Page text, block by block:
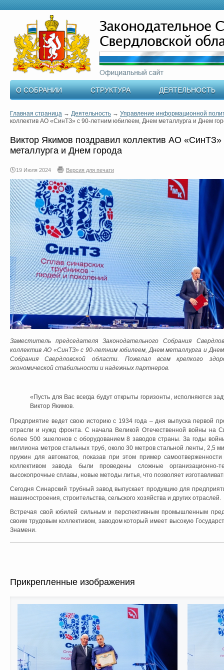
О СОБРАНИИ СТРУКТУРА ДЕЯТЕЛЬНОСТЬ
Главная страница → Деятельность → Управление информационной
коллектив АО «СинТЗ» с 90-летним юбилеем, Днем металлурга и Днем
Виктор Якимов поздравил коллектив АО
металлурга и Днем города
19 Июля 2024 Версия для печати
Заместитель председателя Законодательного Собрания
коллектив АО «СинТЗ» с 90-летним юбилеем, Днем металлурга и
Собрания Свердловской области. Пожелал всем крепкого
экономической стабильности и надежных партнеров.
«Пусть для Вас всегда будут открыты горизонты, исполняются
Виктор Якимов.
Предприятие ведет свою историю с 1934 года – дня выпуска первой
отрасли и нужд фронта. С начала Великой Отечественной войны на
более 500 эшелонов с оборудованием 8 заводов страны. За годы
миллиона метров стальных труб, около 30 метров стальной ленты, 2,5
пружин для автоматов, показав при этом пример
коллективом завода были проведены сложные организационно-
высокопрочные сплавы, новые методы литья, что позволяет
Сегодня Синарский трубный завод выпускает продукцию для
машиностроения, строительства, сельского хозяйства и других отраслей.
Встречая свой юбилей сильным и перспективным промышленным
своим трудовым коллективом, заводом который имеет высокую
Знамени.
Прикрепленные изображения